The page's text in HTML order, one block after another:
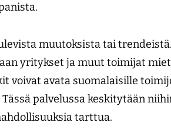
muutoksista tai
yritykset ja muut toimijat
voivat avata suomalaisille
palvelussa keskitytään
tarttua.